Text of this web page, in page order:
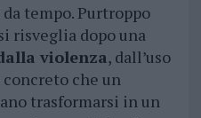
tempo. Purtroppo
risveglia dopo una
violenza, dall’uso
che un
trasformarsi in un